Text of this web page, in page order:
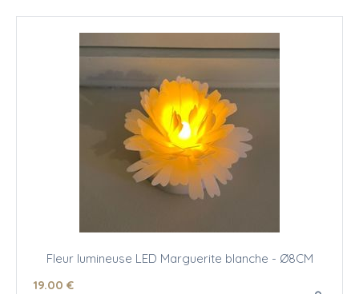
Fleur lumineuse LED Marguerite blanche - Ø8CM
19.00 €